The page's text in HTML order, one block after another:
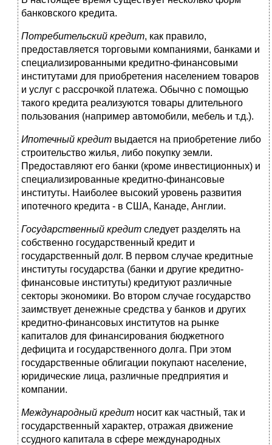
банковского кредита.
Потребительский кредит, как правило,
предоставляется торговыми компаниями, банками и
специализированными кредитно-финансовыми
институтами для приобретения населением товаров
и услуг с рассрочкой платежа. Обычно с помощью
такого кредита реализуются товары длительного
пользования (например автомобили, мебель и т.д.).
Ипотечный кредит выдается на приобретение либо
строительство жилья, либо покупку земли.
Предоставляют его банки (кроме инвестиционных) и
специализированные кредитно-финансовые
институты. Наиболее высокий уровень развития
ипотечного кредита - в США, Канаде, Англии.
Государственный кредит следует разделять на
собственно государственный кредит и
государственный долг. В первом случае кредитные
институты государства (банки и другие кредитно-
финансовые институты) кредитуют различные
секторы экономики. Во втором случае государство
заимствует денежные средства у банков и других
кредитно-финансовых институтов на рынке
капиталов для финансирования бюджетного
дефицита и государственного долга. При этом
государственные облигации покупают население,
юридические лица, различные предприятия и
компании.
Международный кредит носит как частный, так и
государственный характер, отражая движение
ссудного капитала в сфере международных